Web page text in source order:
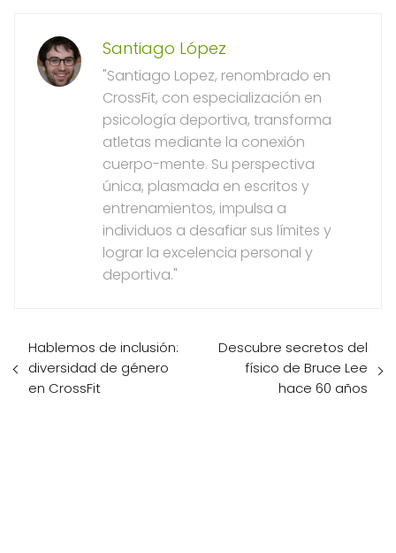
Santiago López
"Santiago Lopez, renombrado en
CrossFit, con especialización en
psicología deportiva, transforma
atletas mediante la conexión
cuerpo-mente. Su perspectiva
única, plasmada en escritos y
entrenamientos, impulsa a
individuos a desafiar sus límites y
lograr la excelencia personal y
deportiva."
Hablemos de inclusión:
diversidad de género
en CrossFit
Descubre secretos del
físico de Bruce Lee
hace 60 años